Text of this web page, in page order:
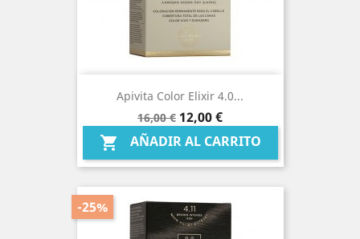
Apivita Color Elixir 4.0...
Precio
base
16,00 € Precio
12,00 €
 AÑADIR AL CARRITO
-25%